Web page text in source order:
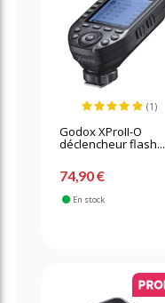
(1)
Godox XProII-O
déclencheur flash...
74,90 €
En stock